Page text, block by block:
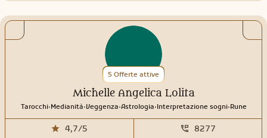
pensa e che intenzioni ha la persona che ci interessa. Ho partecipato
a tantissimi corsi che arricchiscono il consulto che così diventa
speciale spesso indimenticabile. Ti guiderò attraverso tante
sfumature di questa nostra esistenza ed insieme trasformeremo
ogni problema in opportunità nell'amore, campo finanziario e il tuo
benessere personale.Ti aspetto! Con affetto Livia ❤️
5 Offerte attive
Michelle Angelica Lolita
Tarocchi.Medianità.Veggenza.Astrologia.Interpretazione sogni.Rune
4,7/5 8277